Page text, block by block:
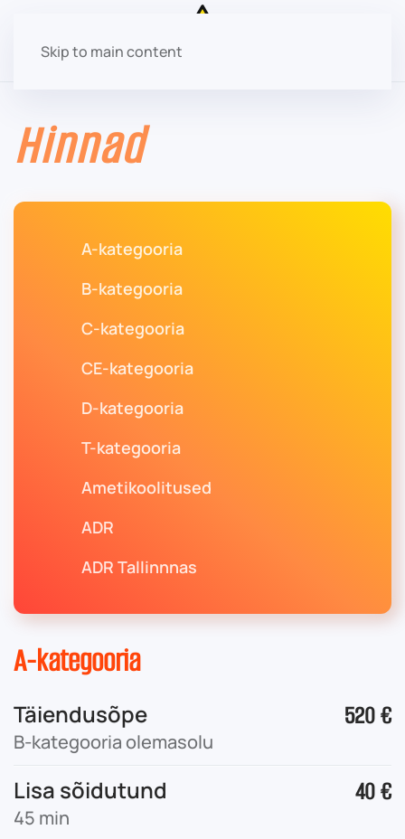
Skip to main content
Hinnad
A-kategooria
B-kategooria
C-kategooria
CE-kategooria
D-kategooria
T-kategooria
Ametikoolitused
ADR
ADR Tallinnnas
A-kategooria
Täiendusõpe
B-kategooria olemasolu
520 €
Lisa sõidutund
45 min
40 €